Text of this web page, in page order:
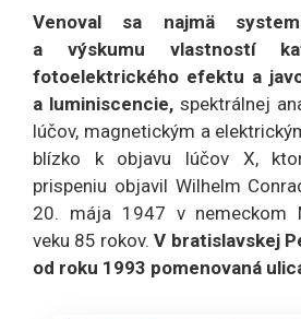
Venoval sa najmä
a výskumu vlastností
fotoelektrického efektu a
a luminiscencie, spektrálnej
lúčov, magnetickým a
blízko k objavu lúčov X,
prispeniu objavil Wilhelm
20. mája 1947 v nemeckom
veku 85 rokov.V bratislavskej
od roku 1993 pomenovaná